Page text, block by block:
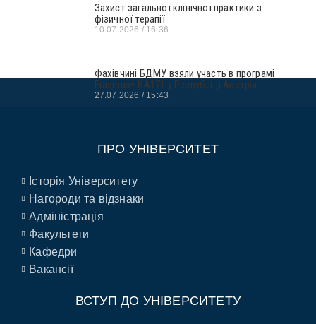
Захист загальної клінічної практики з
фізичної терапії
10.07.2026 16:36
Фахівчині БДМУ взяли участь в програмі
Erasmus+ KA171 у Республіці Австрія
27.07.2026 15:43
ПРО УНІВЕРСИТЕТ
Історія Університету
Нагороди та відзнаки
Адміністрація
Факультети
Кафедри
Вакансії
ВСТУП ДО УНІВЕРСИТЕТУ